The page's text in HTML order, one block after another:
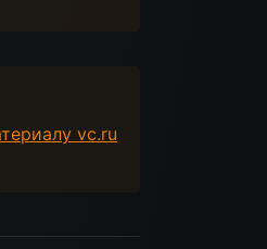
vc.ru